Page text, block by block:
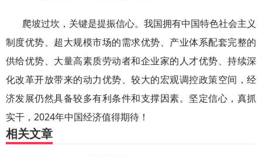
爬坡过坎，关键是提振信心。我国拥有中国特色社会主义
制度优势、超大规模市场的需求优势、产业体系配套完整的
供给优势、大量高素质劳动者和企业家的人才优势、持续深
化改革开放带来的动力优势、较大的宏观调控政策空间，经
济发展仍然具备较多有利条件和支撑因素。坚定信心，真抓
实干，2024年中国经济值得期待！
相关文章